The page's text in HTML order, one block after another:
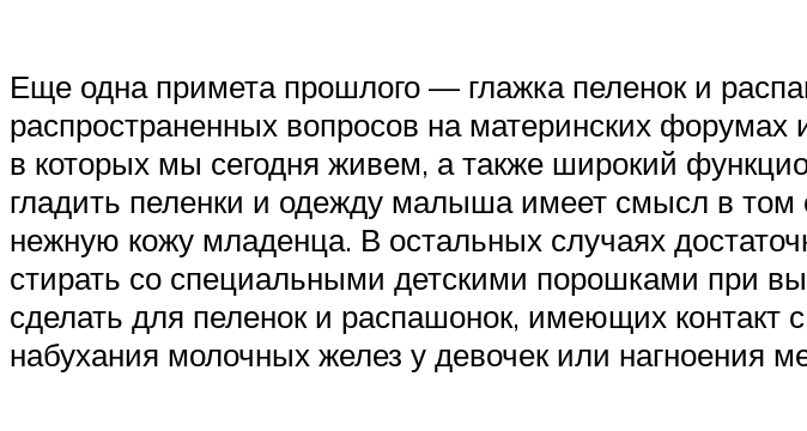
Еще одна примета прошлого — глажка пеленок и
распространенных вопросов на материнских
в которых мы сегодня живем, а также широкий
гладить пеленки и одежду малыша имеет смысл в том
нежную кожу младенца. В остальных случаях
стирать со специальными детскими порошками при
сделать для пеленок и распашонок, имеющих
набухания молочных желез у девочек или нагноения